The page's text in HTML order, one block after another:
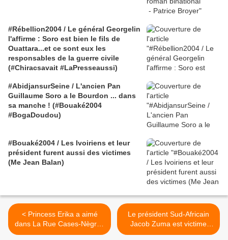
#Rébellion2004 / Le général Georgelin
l'affirme : Soro est bien le fils de
Ouattara...et ce sont eux les
responsables de la guerre civile
(#Chiracsavait #LaPresseaussi)
#AbidjansurSeine / L'ancien Pan
Guillaume Soro a le Bourdon ... dans
sa manche ! (#Bouaké2004
#BogaDoudou)
#Bouaké2004 / Les Ivoiriens et leur
président furent aussi des victimes
(Me Jean Balan)
< Princess Erika a aimé
dans La Rue Cases-Nègres
l'amour de Joseph Zobel
Le président Sud-Africain
Jacob Zuma est victime
d'une alerte à la bombe en